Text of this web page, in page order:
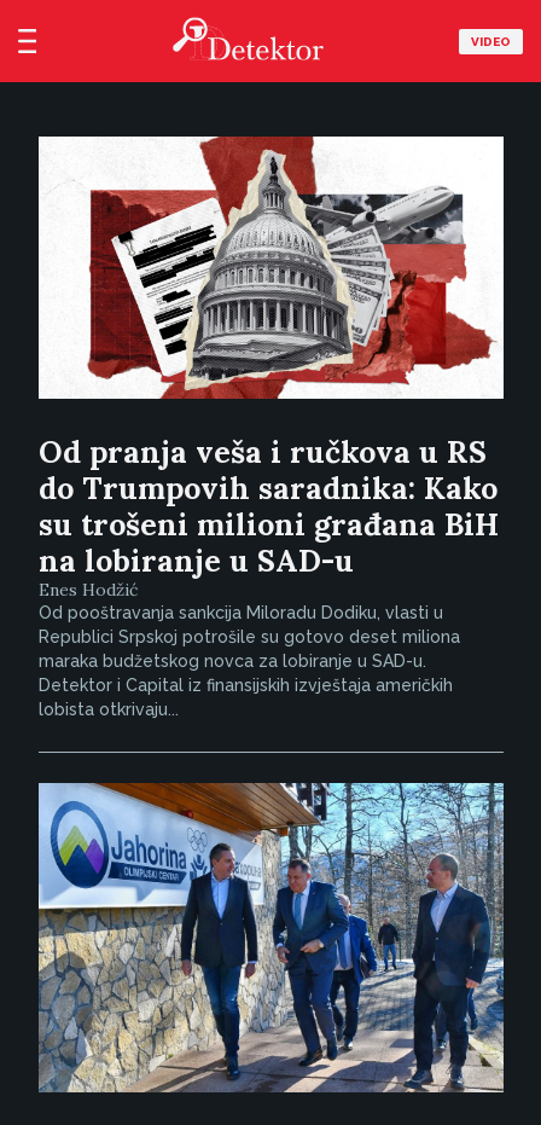
VIDEO
Od pranja veša i ručkova u RS
do Trumpovih saradnika: Kako
su trošeni milioni građana BiH
na lobiranje u SAD-u
Enes Hodžić
Od pooštravanja sankcija Miloradu Dodiku, vlasti u
Republici Srpskoj potrošile su gotovo deset miliona
maraka budžetskog novca za lobiranje u SAD-u.
Detektor i Capital iz finansijskih izvještaja američkih
lobista otkrivaju...